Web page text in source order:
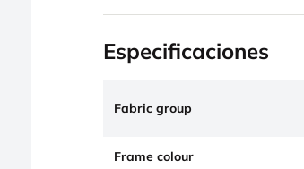
Especificaciones
Fabric group
Frame colour